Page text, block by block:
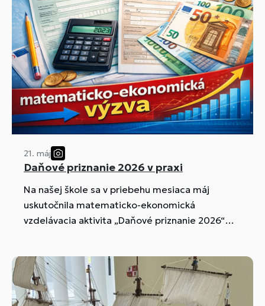
21. máj
Daňové priznanie 2026 v praxi
Na našej škole sa v priebehu mesiaca máj
uskutočnila matematicko-ekonomická
vzdelávacia aktivita „Daňové priznanie 2026“
Šimečíkovej.